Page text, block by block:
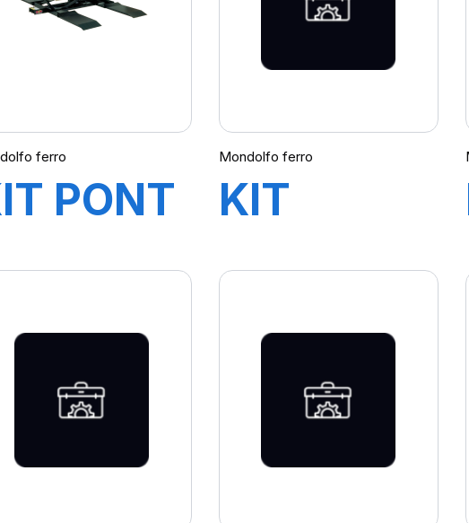
ferro
PONT
Mondolfo ferro
KIT
AS944 2V
AVEC
SUPER RM